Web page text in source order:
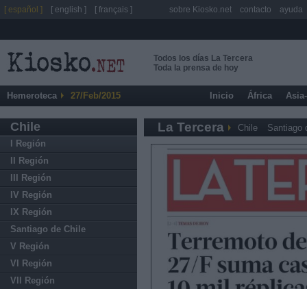
Todos los días La Tercera
Toda la prensa de hoy
Hemeroteca 27/Feb/2015 Inicio África
Chile
I Región
II Región
III Región
IV Región
IX Región
Santiago de Chile
V Región
VI Región
VII Región
La Tercera Chile Santiago
[ español ] [ english ] [ français ] sobre Kiosko.net contacto ayuda